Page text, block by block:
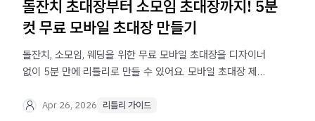
돌잔치 초대장부터 소모임 초대장까지! 5분
컷 무료 모바일 초대장 만들기
돌잔치, 소모임, 웨딩을 위한 무료 모바일 초대장을 디자이너
없이 5분 만에 리틀리로 만들 수 있어요. 모바일 초대장 제작
Apr 26, 2026 리틀리 가이드